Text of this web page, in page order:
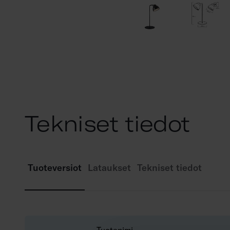
Tekniset tiedot
Tuoteversiot Lataukset Tekniset tiedot